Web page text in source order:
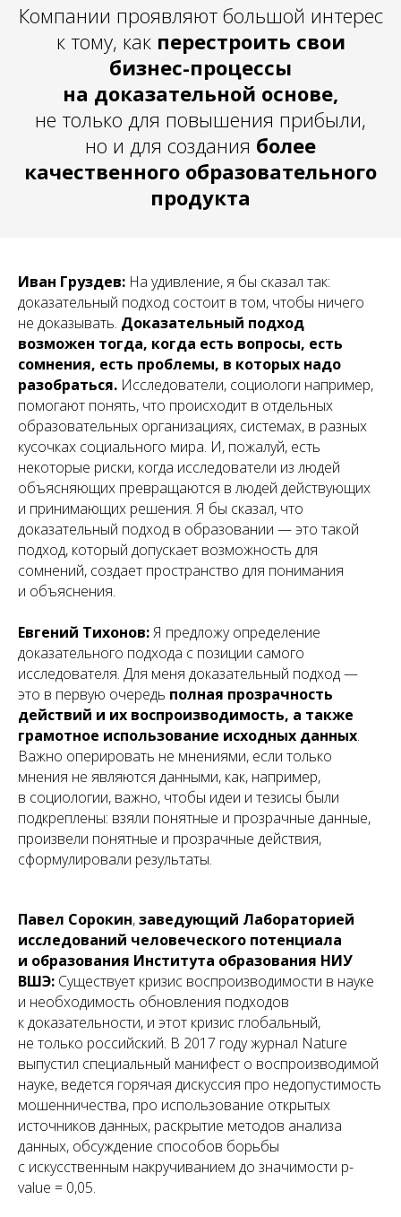
Компании проявляют большой интерес
к тому, как перестроить свои
бизнес-процессы
на доказательной основе,
не только для повышения прибыли,
но и для создания более
качественного образовательного
продукта
Иван Груздев: На удивление, я бы сказал так:
доказательный подход состоит в том, чтобы ничего
не доказывать. Доказательный подход
возможен тогда, когда есть вопросы, есть
сомнения, есть проблемы, в которых надо
разобраться. Исследователи, социологи например,
помогают понять, что происходит в отдельных
образовательных организациях, системах, в разных
кусочках социального мира. И, пожалуй, есть
некоторые риски, когда исследователи из людей
объясняющих превращаются в людей действующих
и принимающих решения. Я бы сказал, что
доказательный подход в образовании — это такой
подход, который допускает возможность для
сомнений, создает пространство для понимания
и объяснения.
Евгений Тихонов:Я предложу определение
доказательного подхода с позиции самого
исследователя. Для меня доказательный подход —
это в первую очередь полная прозрачность
действий и их воспроизводимость, а также
грамотное использование исходных данных.
Важно оперировать не мнениями, если только
мнения не являются данными, как, например,
в социологии, важно, чтобы идеи и тезисы были
подкреплены: взяли понятные и прозрачные данные,
произвели понятные и прозрачные действия,
сформулировали результаты.
Павел Сорокин,заведующий Лабораторией
исследований человеческого потенциала
и образования Института образования НИУ
ВШЭ: Существует кризис воспроизводимости в науке
и необходимость обновления подходов
к доказательности, и этот кризис глобальный,
не только российский. В 2017 году журнал Nature
выпустил специальный манифест о воспроизводимой
науке, ведется горячая дискуссия про недопустимость
мошенничества, про использование открытых
источников данных, раскрытие методов анализа
данных, обсуждение способов борьбы
с искусственным накручиванием до значимости p-
value = 0,05.